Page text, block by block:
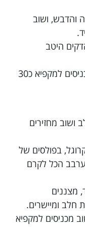
והדבש, ושוב
היטב
• לאחר מכן, עוטפים את התבנית ומכניסים למקפיא כ30
ושוב מחזירים
בפולסים של
הכל לקרם
מצננים
חלב ומיישרים.
מכניסים למקפיא